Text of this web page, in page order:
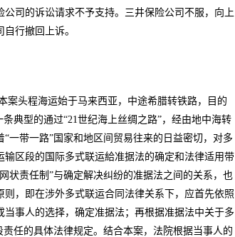
司的诉讼请求不予支持。三井保险公司不服，向上
行撤回上诉。
案头程海运始于马来西亚，中途希腊转铁路，目的
典型的通过“21世纪海上丝绸之路”，经由地中海转
一带一路”国家和地区间贸易往来的日益密切，对多
区段的国际多式联运給准据法的确定和法律适用带
状责任制”与确定解决纠纷的准据法之间的关系，也
，即在涉外多式联运合同法律关系下，应首先依照
事人的选择，确定准据法；再根据准据法中关于多
任的具体法律规定。结合本案，法院根据当事人的